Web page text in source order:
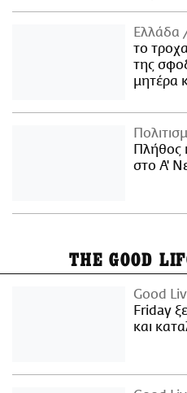
Ελλάδα
το
της
μητέρα
Πλήθος
στο Α'
THE GOOD
Good
Friday
και